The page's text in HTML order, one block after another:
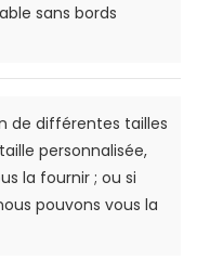
sans bords
de différentes tailles
personnalisée,
la fournir ; ou si
pouvons vous la